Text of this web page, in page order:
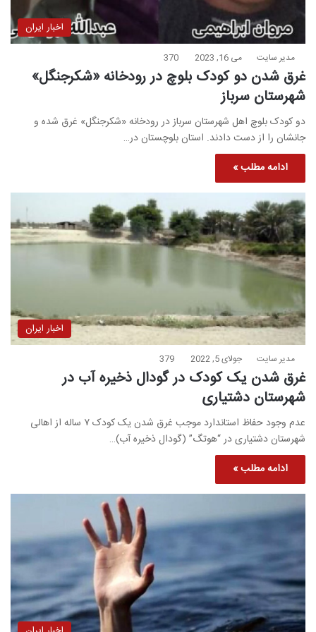
اخبار ایران
مدیر سایت می 16, 2023 370
غرق شدن دو کودک بلوچ در رودخانه «شکرجنگل»
شهرستان سرباز
دو کودک بلوچ اهل شهرستان سرباز در رودخانه «شکرجنگل» غرق شده و
جانشان را از دست دادند. استان بلوچستان در…
ادامه مطلب »
اخبار ایران
مدیر سایت جولای 5, 2022 379
غرق شدن یک کودک در گودال ذخیره آب در
شهرستان دشتیاری
عدم وجود حفاظ استاندارد موجب غرق شدن یک کودک ۷ ساله از اهالی
شهرستان دشتیاری در “هوتگ” (گودال ذخیره آب)…
ادامه مطلب »